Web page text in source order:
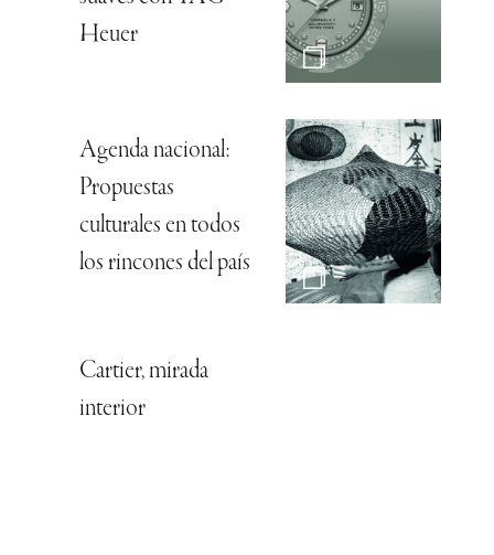
Heuer
Agenda nacional:
Propuestas
culturales en todos
los rincones del país
Cartier, mirada
interior